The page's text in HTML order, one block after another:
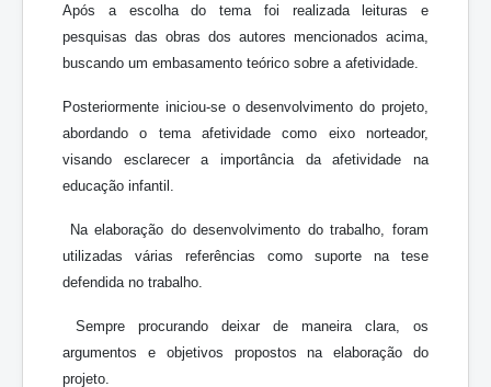
Após a escolha do tema foi realizada leituras e
pesquisas das obras dos autores mencionados acima,
buscando um embasamento teórico sobre a afetividade.
Posteriormente iniciou-se o desenvolvimento do projeto,
abordando o tema afetividade como eixo norteador,
visando esclarecer a importância da afetividade na
educação infantil.
Na elaboração do desenvolvimento do trabalho, foram
utilizadas várias referências como suporte na tese
defendida no trabalho.
Sempre procurando deixar de maneira clara, os
argumentos e objetivos propostos na elaboração do
projeto.